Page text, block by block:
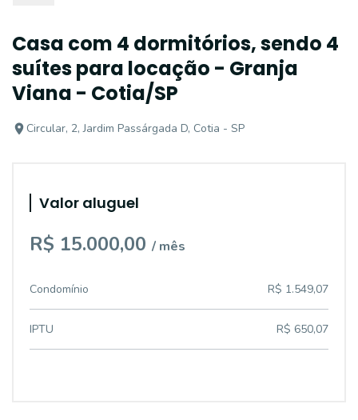
Casa com 4 dormitórios, sendo 4
suítes para locação - Granja
Viana - Cotia/SP
Circular, 2, Jardim Passárgada D, Cotia - SP
Valor aluguel
R$ 15.000,00 / mês
Condomínio R$ 1.549,07
IPTU R$ 650,07